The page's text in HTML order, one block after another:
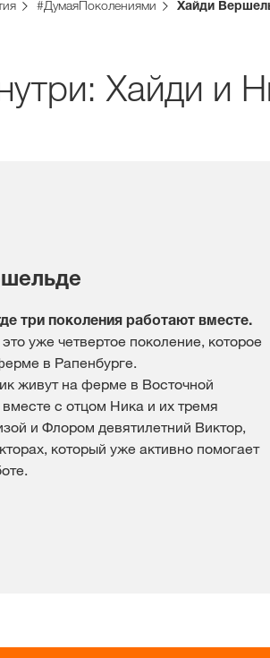
#ДумаяПоколениями Хайди
Хайди и
три поколения работают вместе.
уже четвертое поколение, которое
в Рапенбурге.
живут на ферме в Восточной
с отцом Ника и их тремя
и Флором девятилетний Виктор,
который уже активно помогает